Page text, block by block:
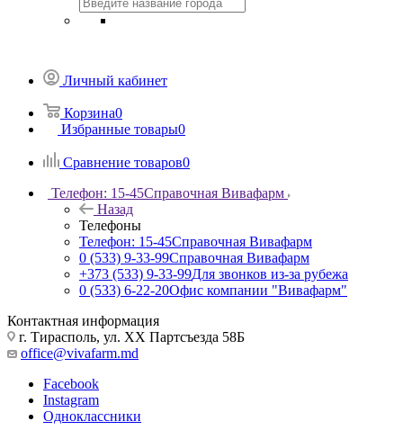
Личный кабинет
Корзина0
Избранные товары0
Сравнение товаров0
Телефон: 15-45Справочная Вивафарм
Назад
Телефоны
Телефон: 15-45Справочная Вивафарм
0 (533) 9-33-99Справочная Вивафарм
+373 (533) 9-33-99Для звонков из-за рубежа
0 (533) 6-22-20Офис компании "Вивафарм"
Контактная информация
г. Тирасполь, ул. ХХ Партсъезда 58Б
office@vivafarm.md
Facebook
Instagram
Одноклассники